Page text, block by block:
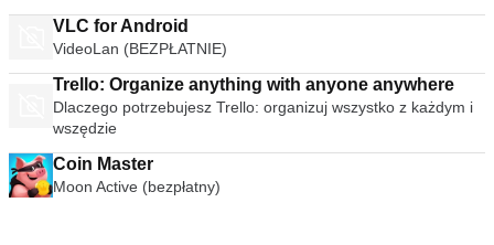
VLC for Android
VideoLan (BEZPŁATNIE)
Trello: Organize anything with anyone anywhere
Dlaczego potrzebujesz Trello: organizuj wszystko z każdym i
wszędzie
Coin Master
Moon Active (bezpłatny)